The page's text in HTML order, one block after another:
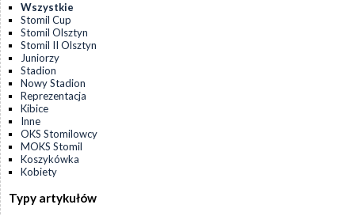
Wszystkie
Stomil Cup
Stomil Olsztyn
Stomil II Olsztyn
Juniorzy
Stadion
Nowy Stadion
Reprezentacja
Kibice
Inne
OKS Stomilowcy
MOKS Stomil
Koszykówka
Kobiety
Typy artykułów